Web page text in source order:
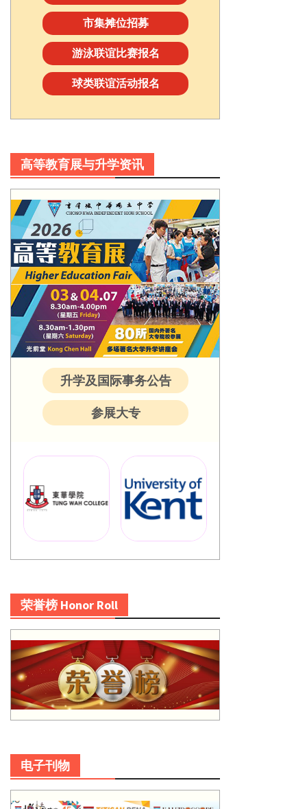
市集摊位招募
游泳联谊比赛报名
球类联谊活动报名
高等教育展与升学资讯
升学及国际事务公告
参展大专
荣誉榜 Honor Roll
电子刊物